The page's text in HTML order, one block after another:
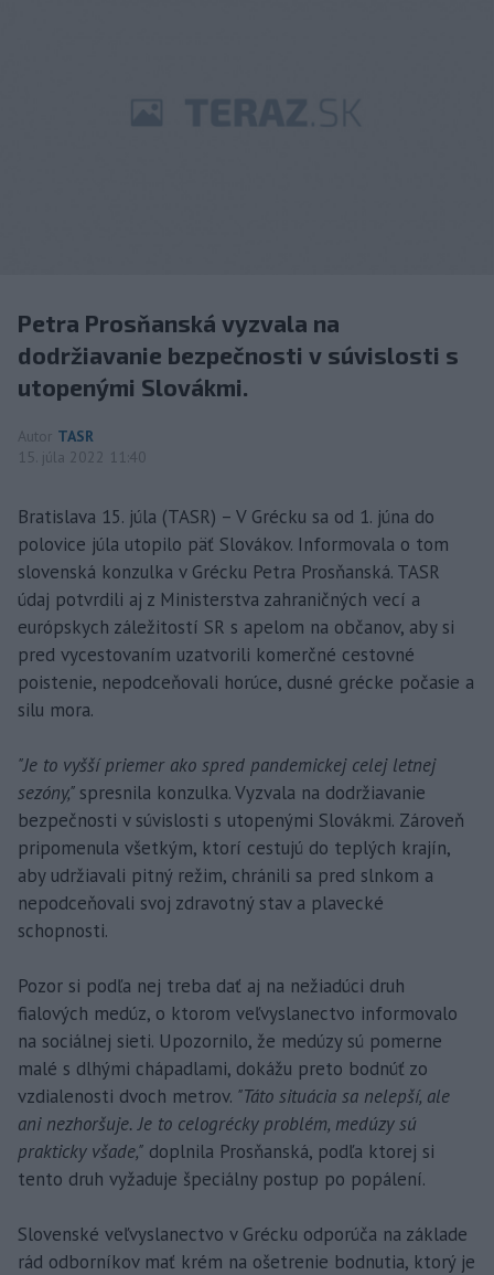
Petra Prosňanská vyzvala na
dodržiavanie bezpečnosti v súvislosti s
utopenými Slovákmi.
Autor TASR
15. júla 2022 11:40
Bratislava 15. júla (TASR) – V Grécku sa od 1. júna do
polovice júla utopilo päť Slovákov. Informovala o tom
slovenská konzulka v Grécku Petra Prosňanská. TASR
údaj potvrdili aj z Ministerstva zahraničných vecí a
európskych záležitostí SR s apelom na občanov, aby si
pred vycestovaním uzatvorili komerčné cestovné
poistenie, nepodceňovali horúce, dusné grécke počasie a
silu mora.
"Je to vyšší priemer ako spred pandemickej celej letnej
sezóny," spresnila konzulka. Vyzvala na dodržiavanie
bezpečnosti v súvislosti s utopenými Slovákmi. Zároveň
pripomenula všetkým, ktorí cestujú do teplých krajín,
aby udržiavali pitný režim, chránili sa pred slnkom a
nepodceňovali svoj zdravotný stav a plavecké
schopnosti.
Pozor si podľa nej treba dať aj na nežiadúci druh
fialových medúz, o ktorom veľvyslanectvo informovalo
na sociálnej sieti. Upozornilo, že medúzy sú pomerne
malé s dlhými chápadlami, dokážu preto bodnúť zo
vzdialenosti dvoch metrov. "Táto situácia sa nelepší, ale
ani nezhoršuje. Je to celogrécky problém, medúzy sú
prakticky všade," doplnila Prosňanská, podľa ktorej si
tento druh vyžaduje špeciálny postup po popálení.
Slovenské veľvyslanectvo v Grécku odporúča na základe
rád odborníkov mať krém na ošetrenie bodnutia, ktorý je